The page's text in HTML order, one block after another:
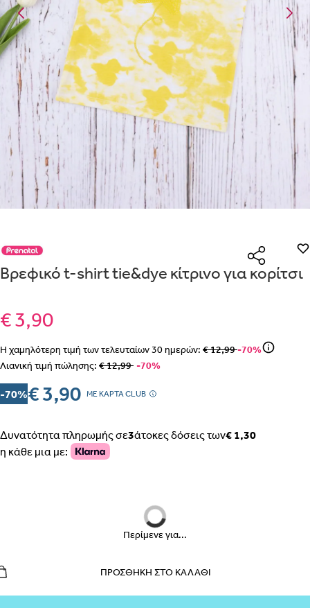
Βρεφικό t-shirt tie&dye κίτρινο για κορίτσι
€ 3,90
Η χαμηλότερη τιμή των τελευταίων30ημερών: € 12,99-70%
Λιανική τιμή πώλησης: € 12,99 -70%
-70%€ 3,90 MΕ ΚΑΡΤΑ CLUB
Δυνατότητα πληρωμής σε3άτοκες δόσεις των€ 1,30
η κάθε μια με:
Περίμενε για...
ΠΡΟΣΘΉΚΗ ΣΤΟ ΚΑΛΆΘΙ
Οδηγός μεγεθών μαμάς
ΕΣΩΡΟΥΧΑ ΕΓΚΥΜΟΣΥΝΗΣ – ΤΟ ΣΟΥΤΙΕΝ ΠΩΣ
ΠΑΙΡΝΟΥΜΕ ΤΑ ΜΕΤΡΑ
ΒΗΜΑ 1
ΒΗΜΑ 2
ΕΣΩΡΟΥΧΑ ΕΓΚΥΜΟΣΥΝΗΣ – ΣΛΙΠ, ΖΩΝΗ, ΚΟΡΣΕΣ
Με την προσφοράθα λάβεις δωρεάν το είδος με τη
αγοράσεις τουλάχιστον
Με την προσφοράκερδίζεις έκπτωσηστο καλάθι, αν αγοράσεις
με την ειδική σήμανση.
ΠΗΓΑΙΝΕ ΣΤΟ ΚΑΛΑΘΙ (
Είναι για δώρο;
ΟΧΙΝΑΙ
Μήνυμα
Από
Λεπτομέρειες που θα ήθελες να γνωρίζουμε για το δώρο σου
ΑΠΟΘΉΚΕΥΣΕ